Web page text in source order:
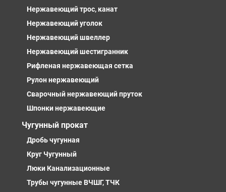
Нержавеющий трос, канат
Нержавеющий уголок
Нержавеющий швеллер
Нержавеющий шестигранник
Рифленая нержавеющая сетка
Рулон нержавеющий
Сварочный нержавеющий пруток
Шпонки нержавеющие
Чугунный прокат
Дробь чугунная
Круг Чугунный
Люки Канализационные
Трубы чугунные ВЧШГ, ТЧК